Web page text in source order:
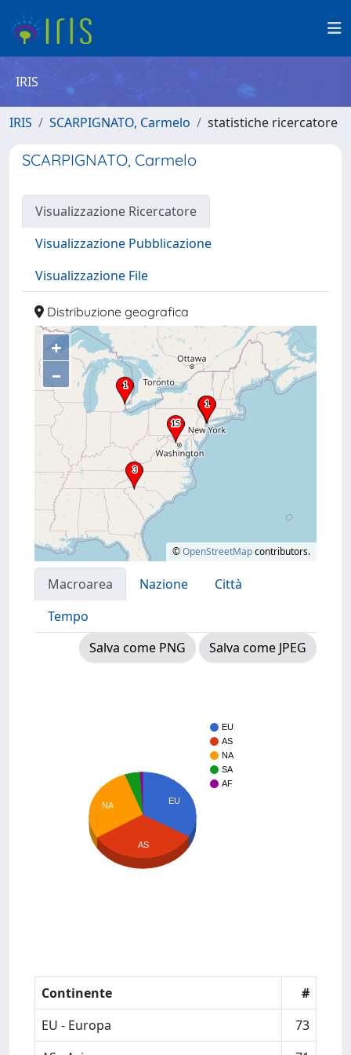
IRIS
IRIS SCARPIGNATO, Carmelo statistiche ricercatore
SCARPIGNATO, Carmelo
Visualizzazione Ricercatore
Visualizzazione Pubblicazione
Visualizzazione File
Distribuzione geografica
+
–
©OpenStreetMapcontributors.
Macroarea Nazione
Città
Tempo
Salva come PNG
Salva come JPEG
EU
AS
NA
SA
AF
EU
NA
AS
Continente
#
EU - Europa
73